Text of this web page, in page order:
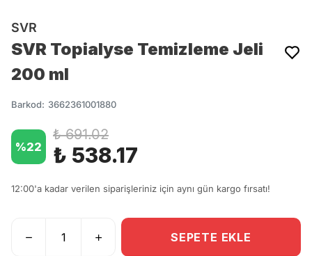
SVR
SVR Topialyse Temizleme Jeli
200 ml
Barkod: 3662361001880
%22
₺ 691.02
₺ 538.17
12:00'a kadar verilen siparişleriniz için aynı gün kargo fırsatı!
SEPETE EKLE